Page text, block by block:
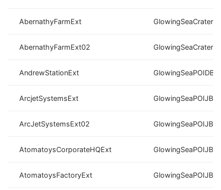
AbernathyFarmExt
AbernathyFarmExt02
AndrewStationExt
ArcjetSystemsExt
ArcJetSystemsExt02
AtomatoysCorporateHQExt
AtomatoysFactoryExt